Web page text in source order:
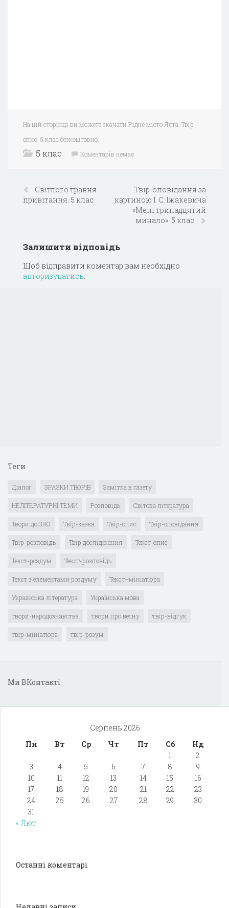
На цій сторінці ви можете скачати Рідне місто Ялта. Твір-
опис. 5 клас безкоштовно.
5 клас Коментарів немає
Світлого травня
привітання. 5 клас
Твір-оповідання за
картиною І. С. Їжакевича
«Мені тринадцятий
минало». 5 клас
Залишити відповідь
Щоб відправити коментар вам необхідно
авторизуватись.
Теги
Діалог ЗРАЗКИ ТВОРІВ Замітка в газету
НЕЛІТЕРАТУРНІ ТЕМИ Розповідь Світова література
Твори до ЗНО Твір-казка Твір-опис Твір-оповідання
Твір-розповідь Твір дослідження Текст-опис
Текст-роздум Текст-розповідь
Текст з елементами роздуму Текст–мініатюра
Українська література Українська мова
твори-народознавства твори про весну твір-відгук
твір-мініатюра твір-розум
Ми ВКонтакті
Серпень 2026
Пн
Вт Ср Чт Пт Сб
Нд
1
2
3
4 5 6 7 8
9
10
11 12 13 14 15
16
17
18 19 20 21 22
23
24
25 26 27 28 29
30
31
« Лют
Останні коментарі